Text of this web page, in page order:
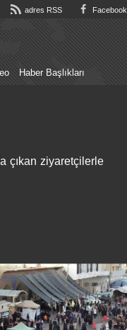
adres RSS Facebook
Haber Başlıkları
çıkan ziyaretçilerle